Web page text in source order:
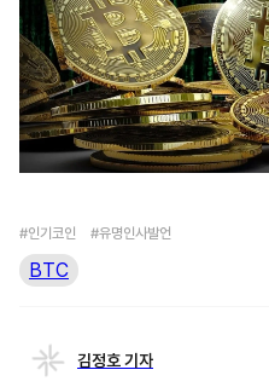
#인기코인 #유명인사발언
BTC
김정호 기자